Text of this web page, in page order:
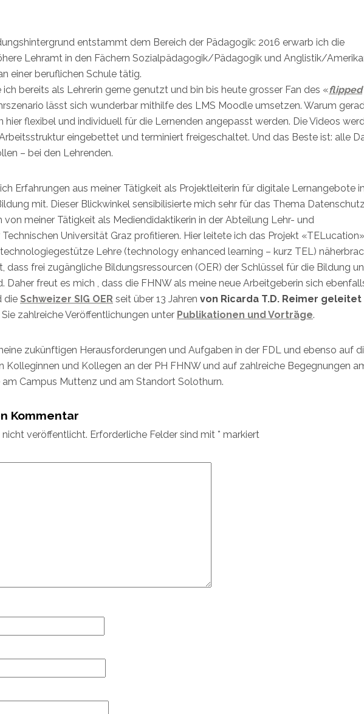
entstammt dem Bereich der Pädagogik: 2016 erwarb ich die
Lehramt in den Fächern Sozialpädagogik/Pädagogik und Anglistik/
einer beruflichen Schule tätig.
bereits als Lehrerin gerne genutzt und bin bis heute grosser Fan des «flipped
lässt sich wunderbar mithilfe des LMS Moodle umsetzen. Warum
hier flexibel und individuell für die Lernenden angepasst werden. Die Videos
eingebettet und terminiert freigeschaltet. Und das Beste ist: alle
– bei den Lehrenden.
Erfahrungen aus meiner Tätigkeit als Projektleiterin für digitale Lernangebote
mit. Dieser Blickwinkel sensibilisierte mich sehr für das Thema
von meiner Tätigkeit als Mediendidaktikerin in der Abteilung Lehr- und
Universität Graz profitieren. Hier leitete ich das Projekt
Lehre (technology enhanced learning – kurz TEL)
dass frei zugängliche Bildungsressourcen (OER) der Schlüssel für die Bildung
Daher freut es mich , dass die FHNW als meine neue Arbeitgeberin sich
die Schweizer SIG OER seit über 13 Jahren von Ricarda T.D. Reimer geleitet
zahlreiche Veröffentlichungen unter Publikationen und Vorträge.
zukünftigen Herausforderungen und Aufgaben in der FDL und ebenso auf
Kolleginnen und Kollegen an der PH FHNW und auf zahlreiche Begegnungen
Campus Muttenz und am Standort Solothurn.
Kommentar
veröffentlicht. Erforderliche Felder sind mit * markiert